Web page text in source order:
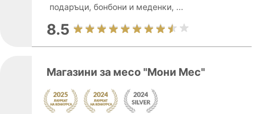
подаръци, бонбони и меденки, ...
8.5
Магазини за месо "Мони Мес"